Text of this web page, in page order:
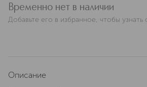
Временно нет в наличии
Добавьте его в избранное, чтобы узнать
Описание